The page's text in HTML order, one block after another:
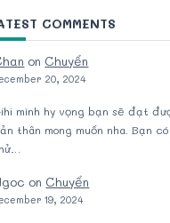
COMMENTS
on Chuyển
20, 2024
mình hy vọng bạn sẽ đạt
thân mong muốn nha. Bạn
on Chuyển
19, 2024